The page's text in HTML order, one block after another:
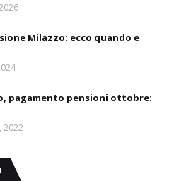
Milazzo: ecco quando e
pagamento pensioni ottobre:
2022